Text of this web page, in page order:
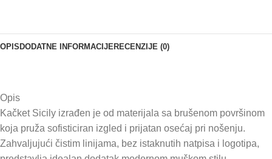
OPIS DODATNE INFORMACIJE RECENZIJE (0)
Opis
Kačket Sicily izrađen je od materijala sa brušenom površinom
koja pruža sofisticiran izgled i prijatan osećaj pri nošenju.
Zahvaljujući čistim linijama, bez istaknutih natpisa i logotipa,